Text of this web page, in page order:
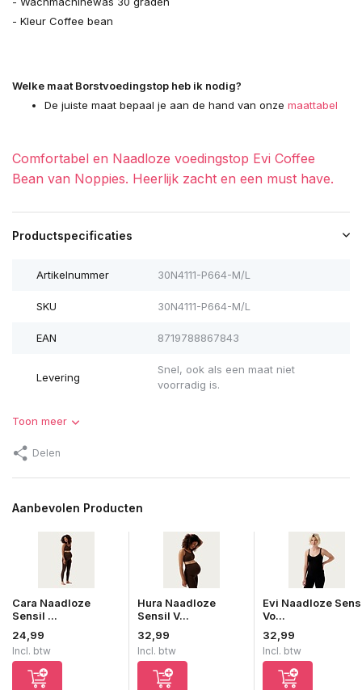
- Kleur Coffee bean
Welke maat Borstvoedingstop heb ik nodig?
De juiste maat bepaal je aan de hand van onze maattabel
Comfortabel en Naadloze voedingstop Evi Coffee
Bean van Noppies. Heerlijk zacht en een must have.
Productspecificaties
Artikelnummer 30N4111-P664-M/L
SKU 30N4111-P664-M/L
EAN 8719788867843
Levering
Snel, ook als een maat niet
voorradig is.
Toon meer
Delen
Aanbevolen Producten
Cara Naadloze
Sensil ...
24,99
Incl. btw
Hura Naadloze
Sensil V...
32,99
Incl. btw
Evi Naadloze
Vo...
32,99
Incl. btw